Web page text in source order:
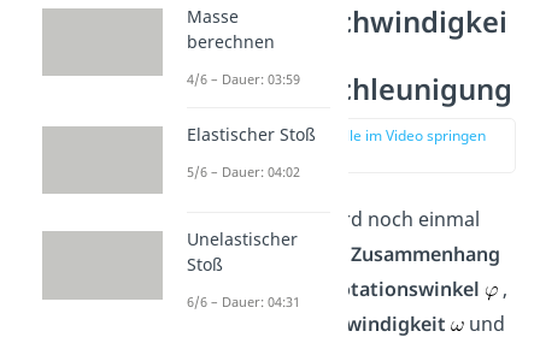
Winkelgeschwindigkei
t und
Winkelbeschleunigung
zur Stelle im Video springen
Im Folgenden wird noch einmal
übersichtlich der Zusammenhang
Rotationswinkel
,
Winkelgeschwindigkeit
und
Masse
berechnen
4/6 – Dauer: 03:59
Elastischer Stoß
5/6 – Dauer: 04:02
Unelastischer
Stoß
6/6 – Dauer: 04:31